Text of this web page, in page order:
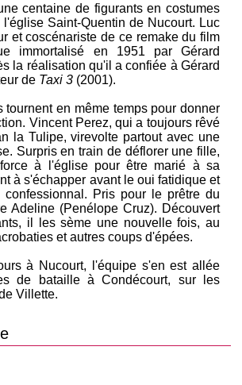
centaine de figurants en costumes
Saint-Quentin de Nucourt. Luc
et coscénariste de ce remake du film
immortalisé en 1951 par Gérard
la réalisation qu'il a confiée à Gérard
de Taxi 3 (2001).
tournent en même temps pour donner
Vincent Perez, qui a toujours rêvé
la Tulipe, virevolte partout avec une
Surpris en train de déflorer une fille,
à l'église pour être marié à sa
à s'échapper avant le oui fatidique et
Pris pour le prêtre du
Adeline (Penélope Cruz). Découvert
il les sème une nouvelle fois, au
et autres coups d'épées.
à Nucourt, l'équipe s'en est allée
de bataille à Condécourt, sur les
Villette.